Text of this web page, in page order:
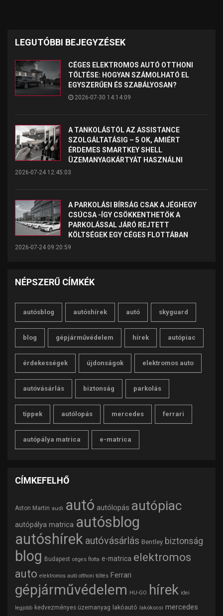
LEGUTÓBBI BEJEGYZÉSEK
CÉGES ELEKTROMOS AUTÓ OTTHONI
TÖLTÉSE: HOGYAN SZÁMOLHATÓ EL
EGYSZERŰEN ÉS SZABÁLYOSAN?
2026-07-30 14:14:09
A TANKOLÁSTÓL AZ ASSISTANCE
SZOLGÁLTATÁSIG – 5 OK, AMIÉRT
ÉRDEMES SMARTKEY SHELL
ÜZEMANYAGKÁRTYÁT HASZNÁLNI
2026-07-24 12:45:03
A PARKOLÁSI BÍRSÁG CSAK A JÉGHEGY
CSÚCSA -ÍGY CSÖKKENTHETŐK A
PARKOLÁSSAL JÁRÓ REJTETT
KÖLTSÉGEK EGY CÉGES FLOTTÁBAN
2026-07-24 09:20:59
NÉPSZERŰ CÍMKÉK
autósblog autóshírek autó skyguard
blog gépjárművédelem hírek autópiac
érdekességek újdonságok elektromos auto
autóvásárlás biztonság parkolás
tippek autólopás mercedes ferrari
autópálya matrica e-matrica
CÍMKEFELHŐ
Aston Martin audi autó autólopás autópiac
autópálya matrica autósblog
autóshírek autóvásárlás Bentley biztonság
blog Budapest céges flotta e-matrica elektromos
auto elektromos autó otthoni töltés Ferrari
gépjárművédelem HU-GO hírek idei
legjobb kedvezményes üzemanyag lakóautó lakókocsi mercedes